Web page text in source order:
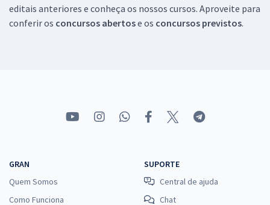
Economize R$ 158,16 (-20%)
Revisão Ortográfica (Pós-Edital)
Economize R$ 95,76 (-20%)
Comprar
editais anteriores e conheça os nossos cursos. Aproveite para
conferir os concursos abertose os concursos previstos.
GRAN
Quem Somos
Como Funciona
SUPORTE
Central de ajuda
Chat